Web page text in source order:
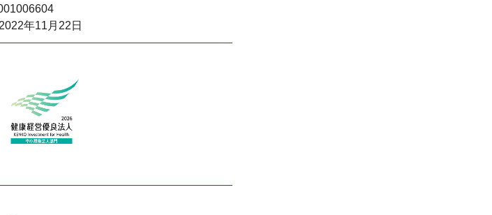
年11月22日